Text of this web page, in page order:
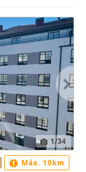
1/34
Máx. 10km